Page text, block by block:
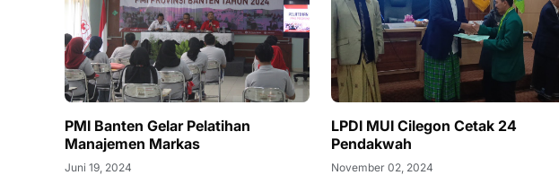
PMI Banten Gelar Pelatihan
Manajemen Markas
Juni 19, 2024
LPDI MUI Cilegon Cetak 24
Pendakwah
November 02, 2024